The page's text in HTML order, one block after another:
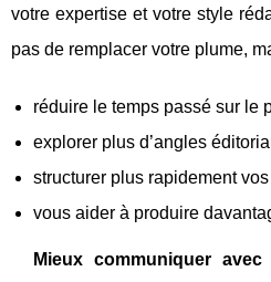
votre expertise et votre style
pas de remplacer votre plume,
réduire le temps passé sur le
explorer plus d’angles
structurer plus rapidement
vous aider à produire
Mieux communiquer